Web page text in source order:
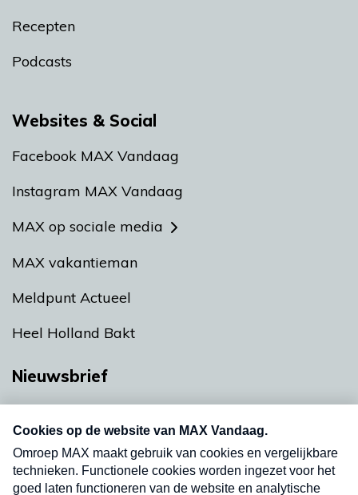
Recepten
Podcasts
Websites & Social
Facebook MAX Vandaag
Instagram MAX Vandaag
MAX op sociale media
MAX vakantieman
Meldpunt Actueel
Heel Holland Bakt
Nieuwsbrief
nieuwsbrief. Elke vrijdag- en dinsdagochtend in
uw mailbox.
Verzend